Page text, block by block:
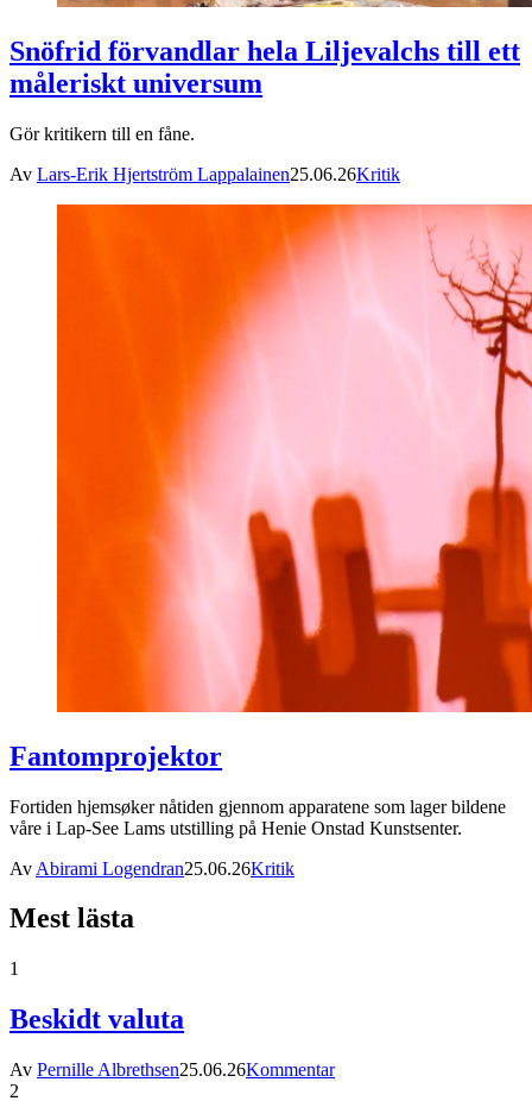
Snöfrid förvandlar hela Liljevalchs till ett
måleriskt universum
Gör kritikern till en fåne.
Av Lars-Erik Hjertström Lappalainen25.06.26Kritik
Fantomprojektor
Fortiden hjemsøker nåtiden gjennom apparatene som lager bildene
våre i Lap-See Lams utstilling på Henie Onstad Kunstsenter.
Av Abirami Logendran25.06.26Kritik
Mest lästa
1
Beskidt valuta
Av Pernille Albrethsen25.06.26Kommentar
2